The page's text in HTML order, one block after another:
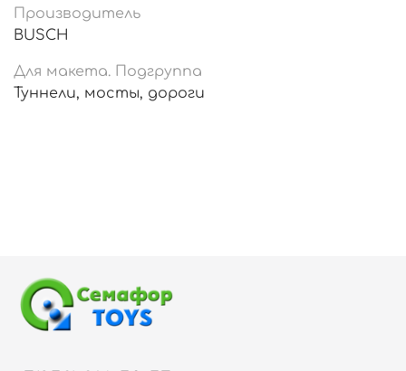
Производитель
BUSCH
Для макета. Подгруппа
Туннели, мосты, дороги